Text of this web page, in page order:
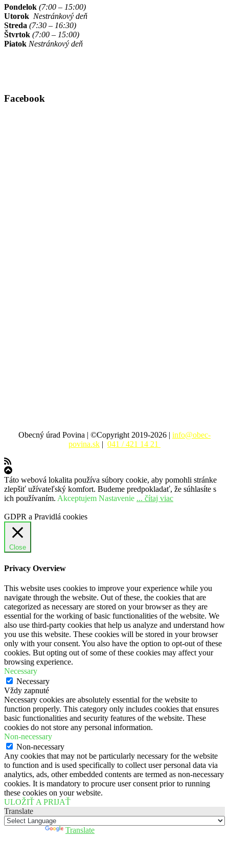
Pondelok (7:00 – 15:00)
Utorok Nestránkový deň
Streda (7:30 – 16:30)
Štvrtok (7:00 – 15:00)
Piatok Nestránkový deň
Facebook
Obecný úrad Povina | ©Copyright 2019-2026 | info@obec-
povina.sk | 041 / 421 14 21
Táto webová lokalita používa súbory cookie, aby pomohli stránke
zlepšiť užívateľský komfort. Budeme predpokladať, že súhlasíte s
ich používaním. Akceptujem Nastavenie ... čítaj viac
GDPR a Pravidlá cookies
Close
Privacy Overview
This website uses cookies to improve your experience while you
navigate through the website. Out of these, the cookies that are
categorized as necessary are stored on your browser as they are
essential for the working of basic functionalities of the website. We
also use third-party cookies that help us analyze and understand how
you use this website. These cookies will be stored in your browser
only with your consent. You also have the option to opt-out of these
cookies. But opting out of some of these cookies may affect your
browsing experience.
Necessary
Necessary
Vždy zapnuté
Necessary cookies are absolutely essential for the website to
function properly. This category only includes cookies that ensures
basic functionalities and security features of the website. These
cookies do not store any personal information.
Non-necessary
Non-necessary
Any cookies that may not be particularly necessary for the website
to function and is used specifically to collect user personal data via
analytics, ads, other embedded contents are termed as non-necessary
cookies. It is mandatory to procure user consent prior to running
these cookies on your website.
ULOŽIŤ A PRIJAŤ
Translate
Translate